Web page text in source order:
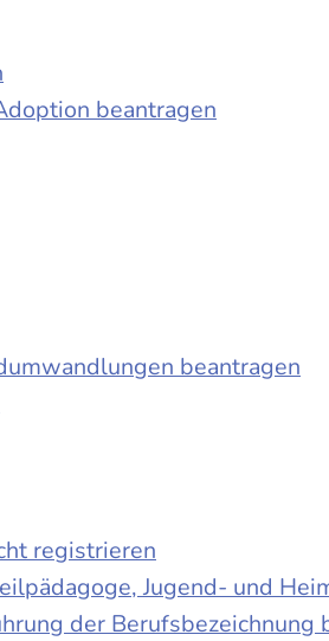
beantragen
beantragen
registrieren
Jugend- und
der Berufsbezeichnung